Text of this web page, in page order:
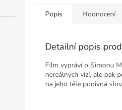
Popis Hodnocení
Detailní popis
Film vypráví o Simonu
nereálných vizí, ale pak
na jeho těle podivná